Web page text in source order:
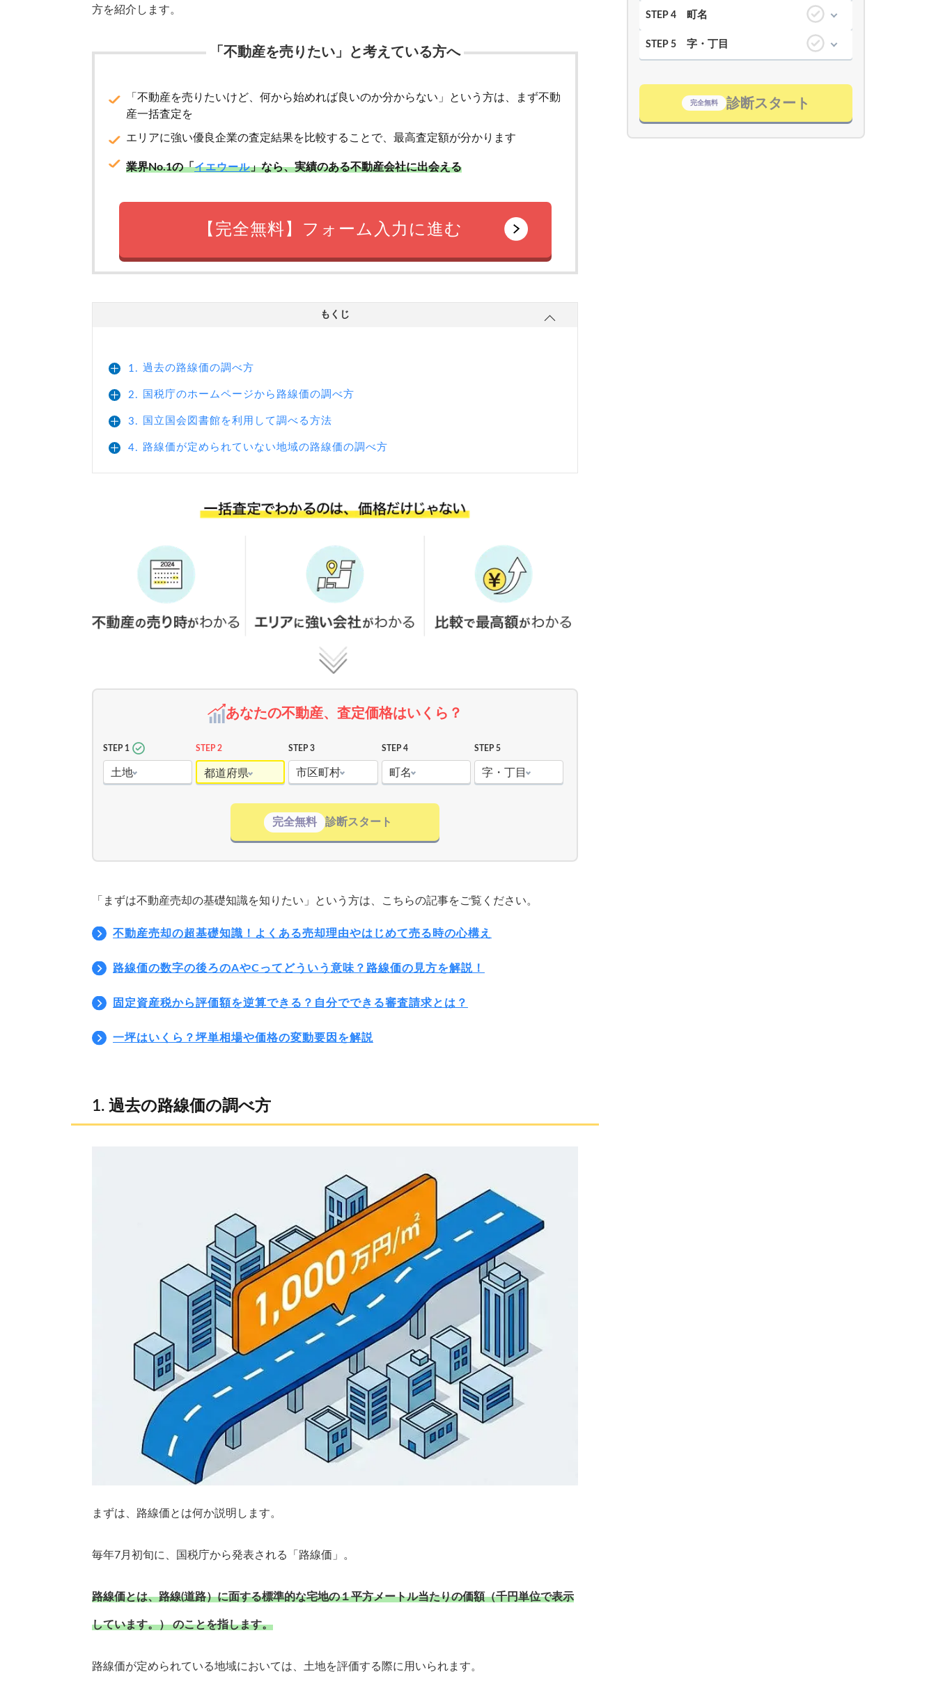
方を紹介します。
「不動産を売りたい」と考えている方へ
「不動産を売りたいけど、何から始めれば良いのか分からない」という方は、まず不動
産一括査定を
エリアに強い優良企業の査定結果を比較することで、最高査定額が分かります
業界No.1の「イエウール」なら、実績のある不動産会社に出会える
【完全無料】フォーム入力に進む
もくじ
1. 過去の路線価の調べ方
2. 国税庁のホームページから路線価の調べ方
3. 国立国会図書館を利用して調べる方法
4. 路線価が定められていない地域の路線価の調べ方
あなたの不動産、査定価格はいくら？
STEP 1
土地
STEP 2
都道府県
STEP 3
市区町村
STEP 4
町名
STEP 5
字・丁目
完全無料 診断スタート
「まずは不動産売却の基礎知識を知りたい」という方は、こちらの記事をご覧ください。
不動産売却の超基礎知識！よくある売却理由やはじめて売る時の心構え
路線価の数字の後ろのAやCってどういう意味？路線価の見方を解説！
固定資産税から評価額を逆算できる？自分でできる審査請求とは？
一坪はいくら？坪単相場や価格の変動要因を解説
過去の路線価の調べ方
まずは、路線価とは何か説明します。
毎年7月初旬に、国税庁から発表される「路線価」。
路線価とは、路線(道路）に面する標準的な宅地の１平方メートル当たりの価額（千円単位で表示
しています。） のことを指します。
路線価が定められている地域においては、土地を評価する際に用いられます。
STEP 4 町名
STEP 5 字・丁目
完全無料 診断スタート